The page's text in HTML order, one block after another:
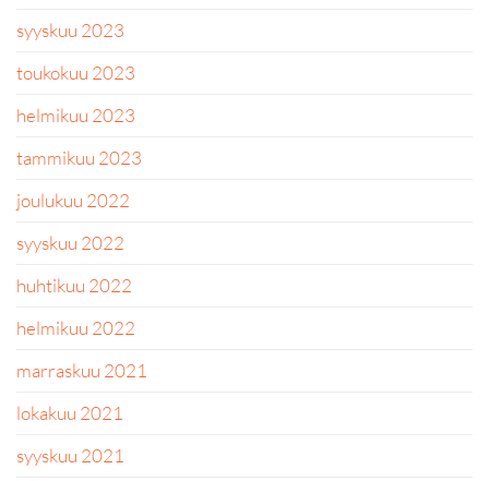
syyskuu 2023
toukokuu 2023
helmikuu 2023
tammikuu 2023
joulukuu 2022
syyskuu 2022
huhtikuu 2022
helmikuu 2022
marraskuu 2021
lokakuu 2021
syyskuu 2021